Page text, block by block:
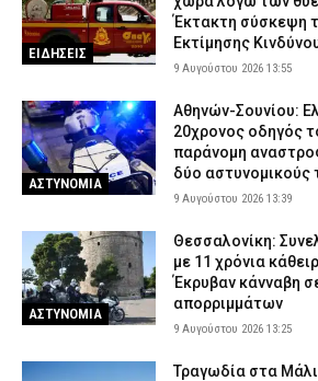
ΕΙΔΗΣΕΙΣ
Έκτακτη σύσκεψη
Εκτίμησης
9 Αυγούστου 2026 13:55
ΑΣΤΥΝΟΜΙΑ
Αθηνών-Σουνίου:
20χρονος οδηγός
παράνομη
δύο αστυνομικούς
9 Αυγούστου 2026 13:39
ΑΣΤΥΝΟΜΙΑ
Θεσσαλονίκη:
με 11 χρόνια
Έκρυβαν κάνναβη
απορριμμάτων
9 Αυγούστου 2026 13:25
Τραγωδία στα